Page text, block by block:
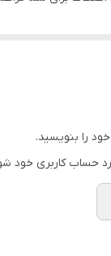
را بنویسید.
حساب کاربری خود